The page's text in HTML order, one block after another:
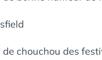
de chouchou des